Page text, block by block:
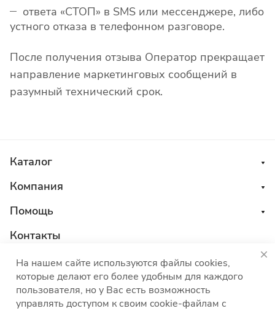
ответа «СТОП» в SMS или мессенджере, либо
устного отказа в телефонном разговоре.
После получения отзыва Оператор прекращает
направление маркетинговых сообщений в
разумный технический срок.
Каталог
Компания
Помощь
Контакты
8 800 555 45 04
sales@choco-corp.com
На нашем сайте используются файлы cookies,
которые делают его более удобным для каждого
пользователя, но у Вас есть возможность
управлять доступом к своим cookie-файлам с